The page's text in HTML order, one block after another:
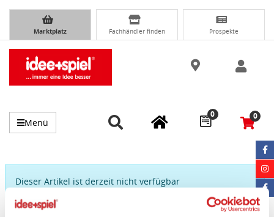
Marktplatz Fachhändler finden Prospekte
Menü
0 0
Dieser Artikel ist derzeit nicht verfügbar